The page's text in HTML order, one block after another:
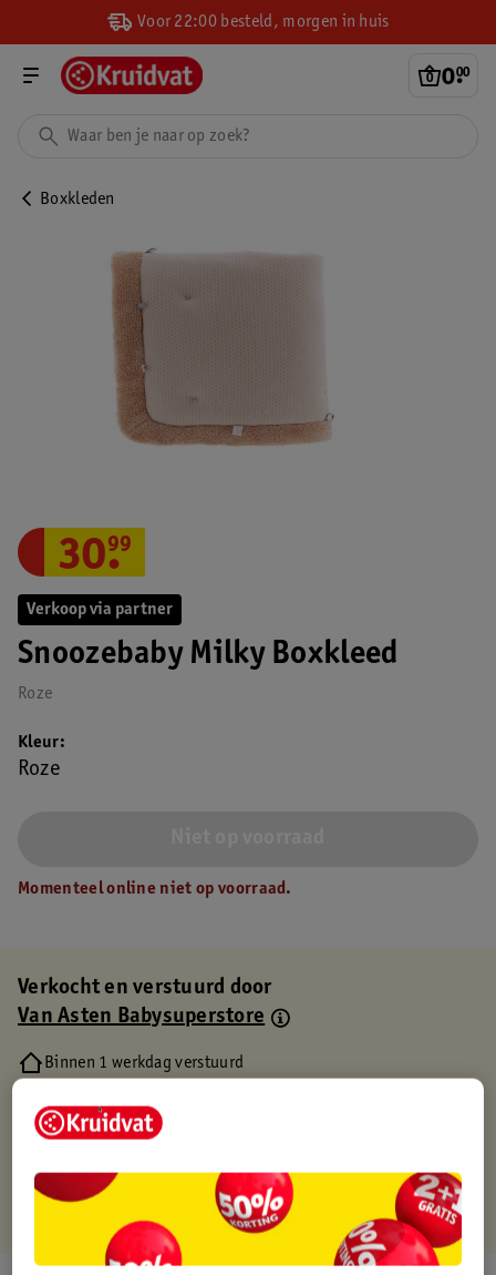
Voor 22:00 besteld, morgen in huis
0.
00
Boxkleden
Verkoop via partner
Snoozebaby Milky Boxkleed
Roze
30.
99
Kleur
Roze
Momenteel online niet op voorraad.
Verkocht en verstuurd door
Van Asten Babysuperstore
Binnen 1 werkdag verstuurd
Gratis retourneren via verkooppartner.
Gratis punten met je Kruidvat kaart